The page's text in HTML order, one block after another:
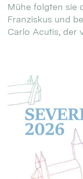
Mühe folgten sie
Franziskus und
Carlo Acutis, der